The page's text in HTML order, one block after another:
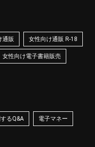
通販 女性向け通販 R-18
女性向け電子書籍販売
るQ&A 電子マネー